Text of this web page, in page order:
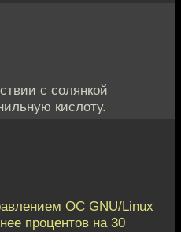
с солянкой
кислоту.
ОС GNU/Linux
процентов на 30